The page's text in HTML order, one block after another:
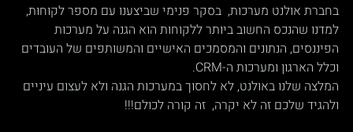
בחברת אולנט מערכות,  בסקר פנימי שביצענו עם מספר לקוחות,
למדנו שהנכס החשוב ביותר ללקוחות הוא הגנה על מערכות
הפיננסים, הנתונים והמסמכים האישיים והמשותפים של העובדים
וכלל הארגון ומערכות ה-CRM.
המלצה שלנו באולנט, לא לחסוך במערכות הגנה ולא לעצום עיניים
ולהגיד שלכם זה לא יקרה,  זה קורה לכולם!!!